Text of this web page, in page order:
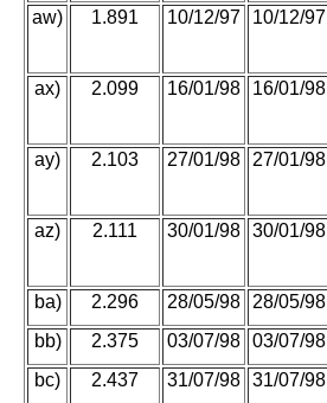
aw) 1.891 10/12/97 10/12/97
ax) 2.099 16/01/98 16/01/98
ay) 2.103 27/01/98 27/01/98
az) 2.111 30/01/98 30/01/98
ba) 2.296 28/05/98 28/05/98
bb) 2.375 03/07/98 03/07/98
bc) 2.437 31/07/98 31/07/98